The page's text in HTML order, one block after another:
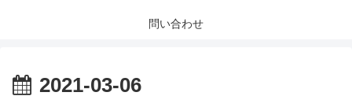
問い合わせ
2021-03-06